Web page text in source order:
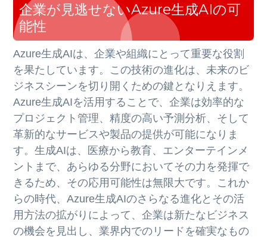
企業が見逃せないAzure生成AIの可
能性
Azure生成AIは、企業や組織にとって重要な役割
を果たしています。この技術の進化は、未来のビ
ジネスシーンを切り開くための鍵となりえます。
Azure生成AIを活用することで、企業は効率的な
プロジェクト管理、精度の高い予測分析、そして
革新的なサービスや製品の提供が可能になりま
す。生成AIは、医療から教育、エンターテインメ
ントまで、あらゆる分野においてその力を発揮で
きるため、その応用可能性は無限大です。これか
らの時代、Azure生成AIのさらなる進化とその活
用方法の拡がりによって、企業は新たなビジネス
の機会を見出し、業界内でのリードを確実なもの